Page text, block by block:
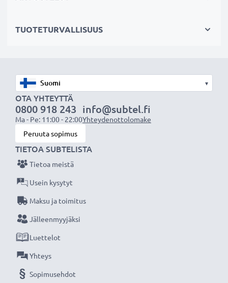
hajavaloa
✔ Kuminen vastavalosuoja, sovitettavissa, pehmeä ja
taitettava
✔ Vastavalosuoja muotokuva- ja teleobjektiiveille
✔ Säädettävissä pidemmäksi tai lyhyemmäksi, voidaan
sovittaa polttoväliin ja valoon
✔ Ei sovellu super-, ultra- tai laajakulmaobjektiiveille
✔ Yleinen vastavalosuoja kaikkiin objektiivin
suodinkierteisiin, joissa on sama halkaisija
Tekniset tiedot:
Halkaisija:Ø 52mm
Materiaali: Kokoontaitettava kumi
Lisää yksityiskohtia, kontrastia ja väriä
TUOTETURVALLISUUS
▾
OTA YHTEYTTÄ
0800 918 243
Ma - Pe: 11:00 - 22:00
info@subtel.fi
Yhteydenottolomake
Peruuta sopimus
TIETOA SUBTELISTA
Tietoa meistä
Usein kysytyt
Maksu ja toimitus
Jälleenmyyjäksi
Luettelot
Yhteys
Sopimusehdot